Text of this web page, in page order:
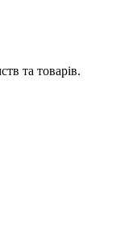
та товарів.